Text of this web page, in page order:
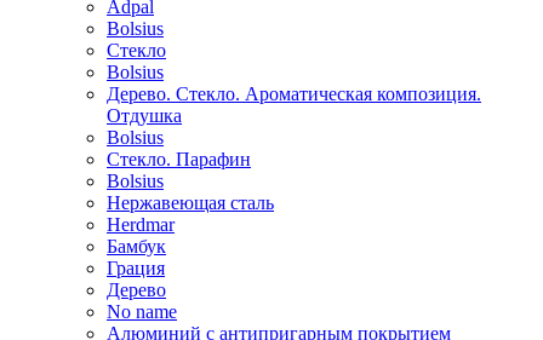
Adpal
Bolsius
Стекло
Bolsius
Дерево. Стекло. Ароматическая композиция.
Отдушка
Bolsius
Стекло. Парафин
Bolsius
Нержавеющая сталь
Herdmar
Бамбук
Грация
Дерево
No name
Алюминий с антипригарным покрытием